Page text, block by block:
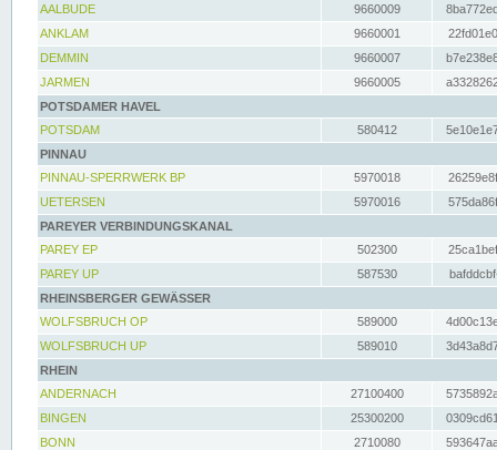
AALBUDE
9660009
ANKLAM
9660001
DEMMIN
9660007
JARMEN
9660005
POTSDAMER HAVEL
POTSDAM
580412
PINNAU
PINNAU-SPERRWERK BP
5970018
UETERSEN
5970016
PAREYER VERBINDUNGSKANAL
PAREY EP
502300
PAREY UP
587530
RHEINSBERGER GEWÄSSER
WOLFSBRUCH OP
589000
WOLFSBRUCH UP
589010
RHEIN
ANDERNACH
27100400
BINGEN
25300200
BONN
2710080